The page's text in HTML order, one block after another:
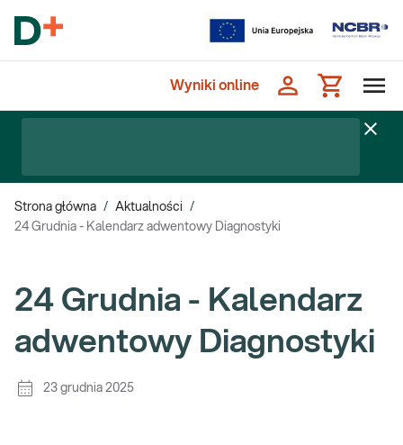
Wyniki online
Strona główna / Aktualności
/
24 Grudnia - Kalendarz adwentowy Diagnostyki
24 Grudnia - Kalendarz
adwentowy Diagnostyki
23 grudnia 2025